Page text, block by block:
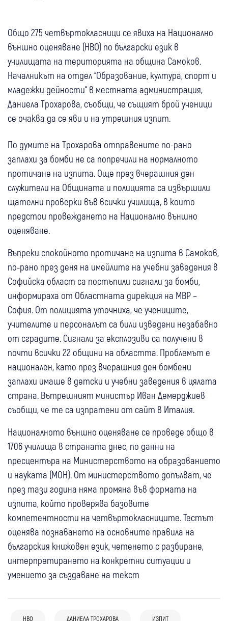
Общо 275 четвъртокласници се явиха на Национално
външно оценяване (НВО) по български език в
училищата на територията на община Самоков.
Началникът на отдел “Образование, култура, спорт и
младежки дейности“ в местната администрация,
Даниела Трохарова, съобщи, че същият брой ученици
се очаква да се яви и на утрешния изпит.
По думите на Трохарова отправените по-рано
заплахи за бомби не са попречили на нормалното
протичане на изпита. Още през вчерашния ден
служители на Общината и полицията са извършили
щателни проверки във всички училища, в които
предстои провеждането на Национално външно
оценяване.
Въпреки спокойното протичане на изпита в Самоков,
по-рано през деня на имейлите на учебни заведения в
Софийска област са постъпили сигнали за бомби,
информираха от Областната дирекция на МВР –
София. От полицията уточниха, че учениците,
учителите и персоналът са били изведени незабавно
от сградите. Сигнали за експлозиви са получени в
почти всички 22 общини на областта. Проблемът е
национален, като през вчерашния ден бомбени
заплахи имаше в детски и учебни заведения в цялата
страна. Вътрешният министър Иван Демерджиев
съобщи, че те са изпратени от сайт в Италия.
Националното външно оценяване се проведе общо в
1706 училища в страната днес, по данни на
пресцентъра на Министерството на образованието
и науката (МОН). От министерството допълват, че
през тази година няма промяна във формата на
изпита, който проверява базовите
компетентности на четвъртокласниците. Тестът
оценява познаването на основните правила на
българския книжовен език, четенето с разбиране,
интерпретирането на конкретни ситуации и
умението за създаване на текст
НВО ДАНИЕЛА ТРОХАРОВА ИЗПИТ